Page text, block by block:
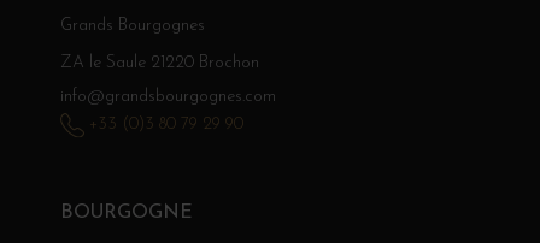
BOURGOGNE
Grands Bourgognes
ZA le Saule 21220 Brochon
info@grandsbourgognes.com
+33 (0)3 80 79 29 90